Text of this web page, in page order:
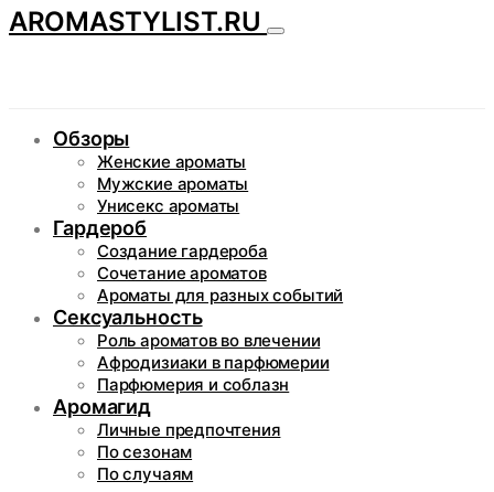
AROMASTYLIST.RU
Обзоры
Женские ароматы
Мужские ароматы
Унисекс ароматы
Гардероб
Создание гардероба
Сочетание ароматов
Ароматы для разных событий
Сексуальность
Роль ароматов во влечении
Афродизиаки в парфюмерии
Парфюмерия и соблазн
Аромагид
Личные предпочтения
По сезонам
По случаям